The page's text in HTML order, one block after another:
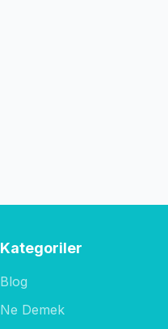
Kategoriler
Blog
Ne Demek